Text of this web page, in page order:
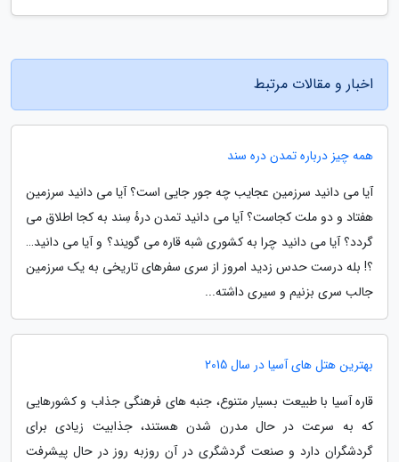
اخبار و مقالات مرتبط
همه چیز درباره تمدن دره سند
آیا می دانید سرزمین عجایب چه جور جایی است؟ آیا می دانید سرزمین
هفتاد و دو ملت کجاست؟ آیا می دانید تمدن درهٔ سِند به کجا اطلاق می
گردد؟ آیا می دانید چرا به کشوری شبه قاره می گویند؟ و آیا می دانید…
؟! بله درست حدس زدید امروز از سری سفرهای تاریخی به یک سرزمین
جالب سری بزنیم و سیری داشته...
بهترین هتل های آسیا در سال 2015
قاره آسیا با طبیعت بسیار متنوع، جنبه های فرهنگی جذاب و کشورهایی
که به سرعت در حال مدرن شدن هستند، جذابیت زیادی برای
گردشگران دارد و صنعت گردشگری در آن روزبه روز در حال پیشرفت